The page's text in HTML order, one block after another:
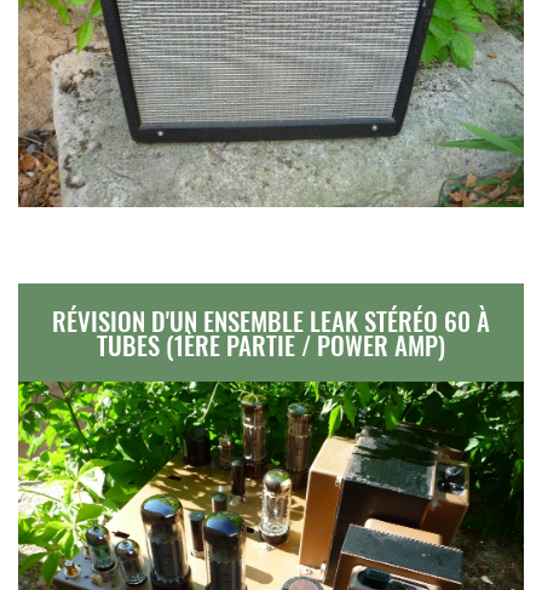
RÉVISION D'UN ENSEMBLE LEAK STÉRÉO 60 À
TUBES (1ÈRE PARTIE / POWER AMP)